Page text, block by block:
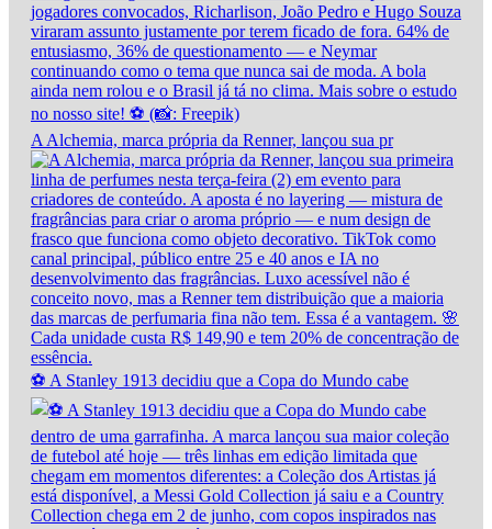
A Alchemia, marca própria da Renner, lançou sua pr
⚽ A Stanley 1913 decidiu que a Copa do Mundo cabe